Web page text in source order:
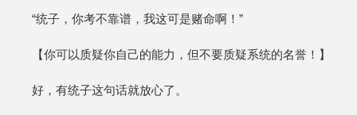
“统子，你考不靠谱，我这可是赌命啊！”
【你可以质疑你自己的能力，但不要质疑系统的名誉！】
好，有统子这句话就放心了。